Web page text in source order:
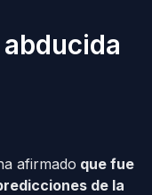
afirmado que fue
de la